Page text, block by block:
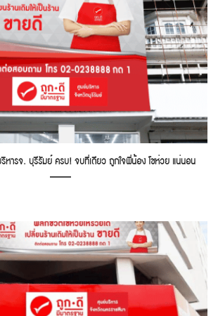
หารจ. บุรีรัมย์ ครบ! จบที่เดียว ถูกใจพี่น้อง โชห่วย แน่นอน